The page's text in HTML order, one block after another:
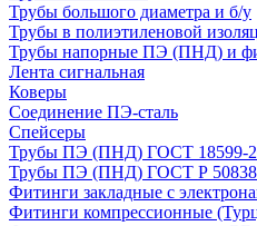
Трубы большого диаметра и б/у
Трубы в полиэтиленовой
Трубы напорные ПЭ (ПНД) и
Лента сигнальная
Коверы
Соединение ПЭ-сталь
Спейсеры
Трубы ПЭ (ПНД) ГОСТ 18599-
Трубы ПЭ (ПНД) ГОСТ Р 50838-
Фитинги закладные с
Фитинги компрессионные